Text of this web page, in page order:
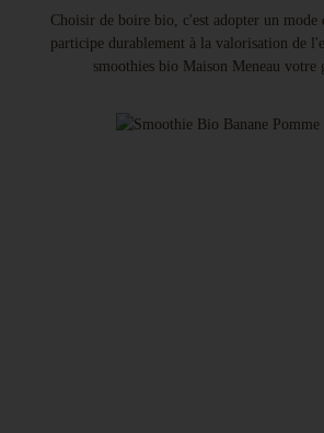
Choisir de boire bio, c'est adopter un mode
participe durablement à la valorisation de
smoothies bio Maison Meneau votre